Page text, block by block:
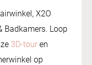
X2O
Badkamers. Loop
3D-tour en
op